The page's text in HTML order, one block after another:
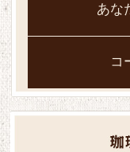
あな
コ